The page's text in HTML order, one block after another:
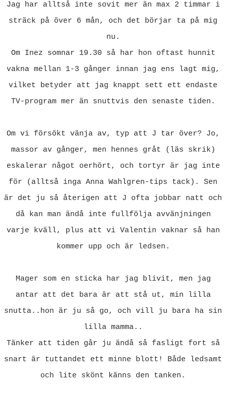
Jag har alltså inte sovit mer än max 2 timmar i
sträck på över 6 mån, och det börjar ta på mig
nu.
Om Inez somnar 19.30 så har hon oftast hunnit
vakna mellan 1-3 gånger innan jag ens lagt mig,
vilket betyder att jag knappt sett ett endaste
TV-program mer än snuttvis den senaste tiden.
Om vi försökt vänja av, typ att J tar över? Jo,
massor av gånger, men hennes gråt (läs skrik)
eskalerar något oerhört, och tortyr är jag inte
för (alltså inga Anna Wahlgren-tips tack). Sen
är det ju så återigen att J ofta jobbar natt och
då kan man ändå inte fullfölja avvänjningen
varje kväll, plus att vi Valentin vaknar så han
kommer upp och är ledsen.
Mager som en sticka har jag blivit, men jag
antar att det bara är att stå ut, min lilla
snutta..hon är ju så go, och vill ju bara ha sin
lilla mamma..
Tänker att tiden går ju ändå så fasligt fort så
snart är tuttandet ett minne blott! Både ledsamt
och lite skönt känns den tanken.